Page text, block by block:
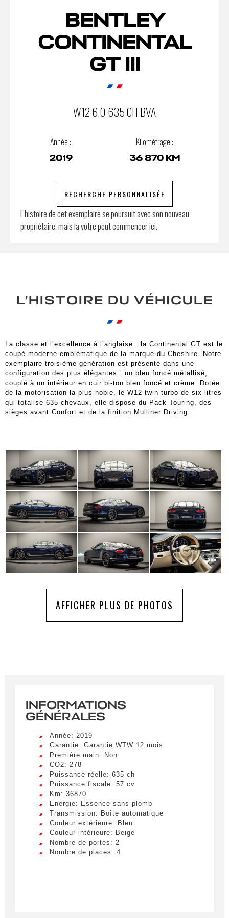
BENTLEY
CONTINENTAL
GT III
W12 6.0 635 CH BVA
Année :
2019
Kilométrage :
36 870 KM
RECHERCHE PERSONNALISÉE
L’histoire de cet exemplaire se poursuit avec son nouveau
propriétaire, mais la vôtre peut commencer ici.
L’HISTOIRE DU VÉHICULE
La classe et l’excellence à l’anglaise : la Continental GT est le
coupé moderne emblématique de la marque du Cheshire. Notre
exemplaire troisième génération est présenté dans une
configuration des plus élégantes : un bleu foncé métallisé,
couplé à un intérieur en cuir bi-ton bleu foncé et crème. Dotée
de la motorisation la plus noble, le W12 twin-turbo de six litres
qui totalise 635 chevaux, elle dispose du Pack Touring, des
sièges avant Confort et de la finition Mulliner Driving.
AFFICHER PLUS DE PHOTOS
INFORMATIONS
GÉNÉRALES
Année: 2019
Garantie: Garantie WTW 12 mois
Première main: Non
CO2: 278
Puissance réelle: 635 ch
Puissance fiscale: 57 cv
Km: 36870
Energie: Essence sans plomb
Transmission: Boîte automatique
Couleur extérieure: Bleu
Couleur intérieure: Beige
Nombre de portes: 2
Nombre de places: 4